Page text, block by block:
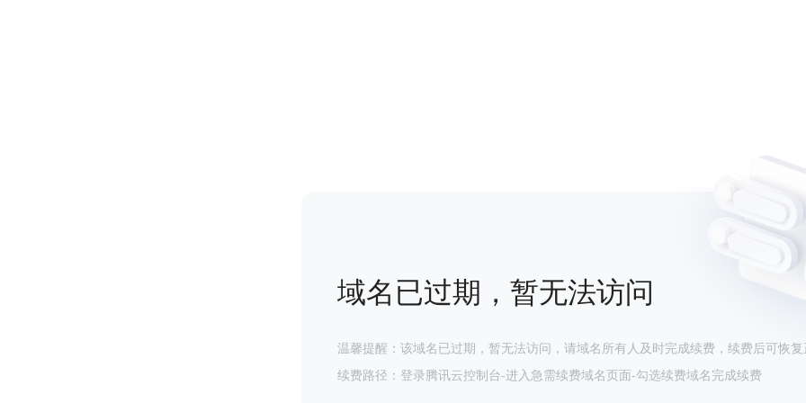
域名已过期，暂无法访问
温馨提醒：该域名已过期，暂无法访问，请域名所有人及时完成续费，续费后可恢复
续费路径：登录腾讯云控制台-进入急需续费域名页面-勾选续费域名完成续费